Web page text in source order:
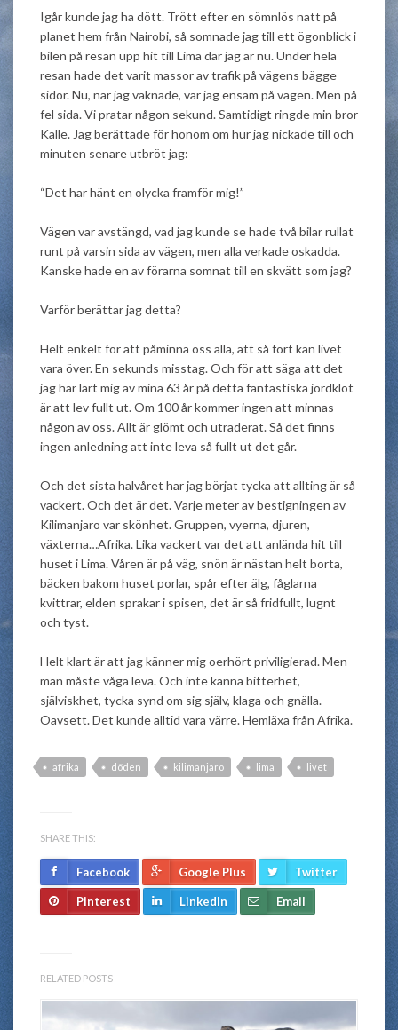
Igår kunde jag ha dött. Trött efter en sömnlös natt på
planet hem från Nairobi, så somnade jag till ett ögonblick i
bilen på resan upp hit till Lima där jag är nu. Under hela
resan hade det varit massor av trafik på vägens bägge
sidor. Nu, när jag vaknade, var jag ensam på vägen. Men på
fel sida. Vi pratar någon sekund. Samtidigt ringde min bror
Kalle. Jag berättade för honom om hur jag nickade till och
minuten senare utbröt jag:
“Det har hänt en olycka framför mig!”
Vägen var avstängd, vad jag kunde se hade två bilar rullat
runt på varsin sida av vägen, men alla verkade oskadda.
Kanske hade en av förarna somnat till en skvätt som jag?
Varför berättar jag detta?
Helt enkelt för att påminna oss alla, att så fort kan livet
vara över. En sekunds misstag. Och för att säga att det
jag har lärt mig av mina 63 år på detta fantastiska jordklot
är att lev fullt ut. Om 100 år kommer ingen att minnas
någon av oss. Allt är glömt och utraderat. Så det finns
ingen anledning att inte leva så fullt ut det går.
Och det sista halvåret har jag börjat tycka att allting är så
vackert. Och det är det. Varje meter av bestigningen av
Kilimanjaro var skönhet. Gruppen, vyerna, djuren,
växterna…Afrika. Lika vackert var det att anlända hit till
huset i Lima. Våren är på väg, snön är nästan helt borta,
bäcken bakom huset porlar, spår efter älg, fåglarna
kvittrar, elden sprakar i spisen, det är så fridfullt, lugnt
och tyst.
Helt klart är att jag känner mig oerhört priviligierad. Men
man måste våga leva. Och inte känna bitterhet,
själviskhet, tycka synd om sig själv, klaga och gnälla.
Oavsett. Det kunde alltid vara värre. Hemläxa från Afrika.
afrika döden kilimanjaro lima livet
SHARE THIS:
Facebook Google Plus Twitter
Pinterest LinkedIn Email
RELATED POSTS